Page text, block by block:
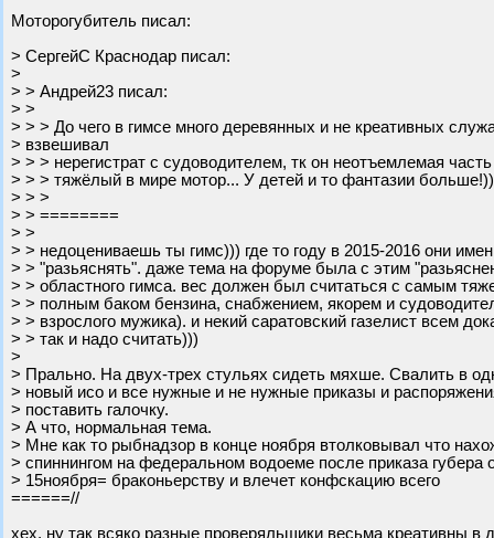
Моторогубитель писал:
> СергейС Краснодар писал:
>
> > Андрей23 писал:
> >
> > > До чего в гимсе много деревянных и не креативных
> взвешивал
> > > нерегистрат с судоводителем, тк он неотъемлемая
> > > тяжёлый в мире мотор... У детей и то фантазии
> > >
> > ========
> >
> > недоцениваешь ты гимс))) где то году в 2015-2016 они
> > "разьяснять". даже тема на форуме была с этим
> > областного гимса. вес должен был считаться с самым
> > полным баком бензина, снабжением, якорем и
> > взрослого мужика). и некий саратовский газелист всем
> > так и надо считать)))
>
> Прально. На двух-трех стульях сидеть мяхше. Свалить в
> новый исо и все нужные и не нужные приказы и
> поставить галочку.
> А что, нормальная тема.
> Мне как то рыбнадзор в конце ноября втолковывал что
> спиннингом на федеральном водоеме после приказа губера
> 15ноября= браконьерству и влечет конфскацию всего
======//
хех, ну так всяко разные проверяльщики весьма креативны